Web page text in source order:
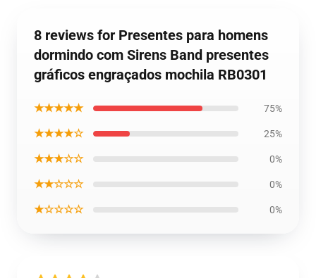
8 reviews for Presentes para homens
dormindo com Sirens Band presentes
gráficos engraçados mochila RB0301
★★★★★ 75%
★★★★☆ 25%
★★★☆☆ 0%
★★☆☆☆ 0%
★☆☆☆☆ 0%